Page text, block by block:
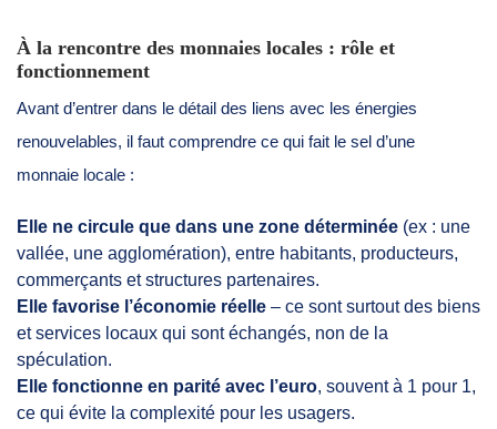
À la rencontre des monnaies locales : rôle et
fonctionnement
Avant d’entrer dans le détail des liens avec les énergies
renouvelables, il faut comprendre ce qui fait le sel d’une
monnaie locale :
Elle ne circule que dans une zone déterminée (ex : une
vallée, une agglomération), entre habitants, producteurs,
commerçants et structures partenaires.
Elle favorise l’économie réelle – ce sont surtout des biens
et services locaux qui sont échangés, non de la
spéculation.
Elle fonctionne en parité avec l’euro, souvent à 1 pour 1,
ce qui évite la complexité pour les usagers.